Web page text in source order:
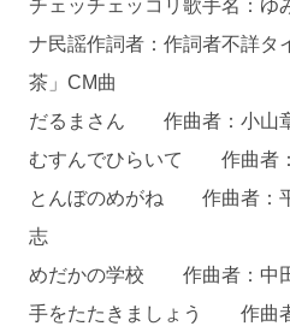
チェッチェッコリ歌手名：
ナ民謡作詞者：作詞者不詳タ
茶」CM曲
だるまさん 作曲者：小山
むすんでひらいて 作曲者
とんぼのめがね 作曲者：
志
めだかの学校 作曲者：中
手をたたきましょう 作曲